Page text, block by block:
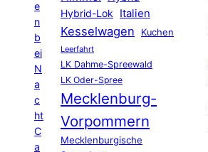
e
n
b
ei
N
a
c
ht
C
a
Hybrid-Lok Italien
Kesselwagen Kuchen
Leerfahrt
LK Dahme-Spreewald
LK Oder-Spree
Mecklenburg-
Vorpommern
Mecklenburgische